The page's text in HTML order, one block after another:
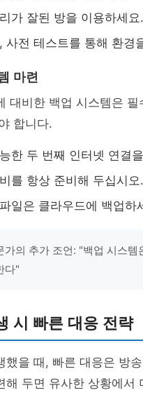
가 잘된 방을 이용하세요.
사전 테스트를 통해 환경
마련
대비한 백업 시스템은
합니다.
한 두 번째 인터넷 연결
를 항상 준비해 두십시오.
일은 클라우드에 백업하
가의 추가 조언: "백업 시스
다"
시 빠른 대응 전략
했을 때, 빠른 대응은 방
해 두면 유사한 상황에서